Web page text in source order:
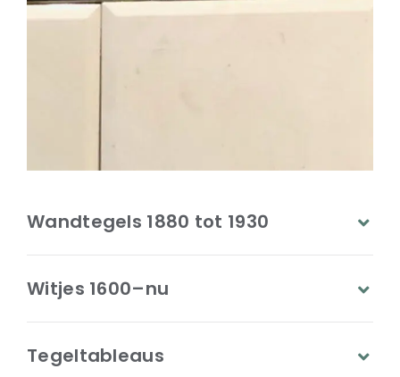
Wandtegels 1880 tot 1930
Witjes 1600–nu
Tegeltableaus